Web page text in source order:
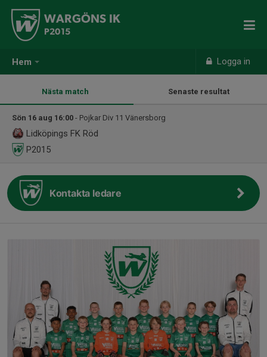
Hem Logga in
WARGÖNS IK
P2015
Nästa match Senaste resultat
Sön 16 aug 16:00 - Pojkar Div 11 Vänersborg
Lidköpings FK Röd
P2015
Kontakta ledare